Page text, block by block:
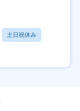
土日祝休み